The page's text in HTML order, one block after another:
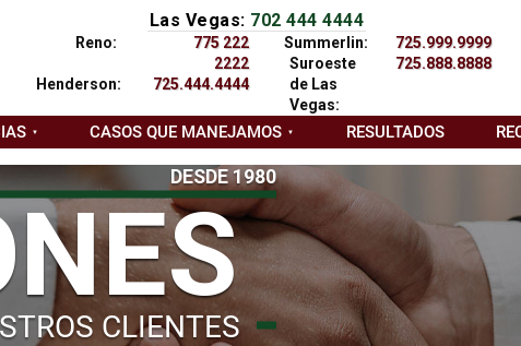
Las Vegas: 702 444 4444
Reno:
775 222
2222
Henderson:
725.444.4444
Summerlin:
725.999.9999
Suroeste
de Las
Vegas:
725.888.8888
CASOS QUE MANEJAMOS RESULTADOS
DESDE 1980
CLIENTES